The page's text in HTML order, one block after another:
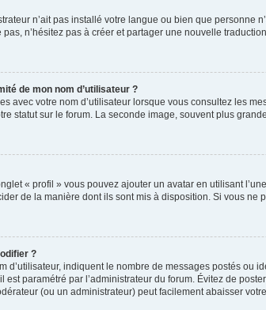
n’ait pas installé votre langue ou bien que
n’hésitez pas à créer et partager une nouvelle
de mon nom d’utilisateur ?
avec votre nom d’utilisateur lorsque vous consultez les
statut sur le forum. La seconde image, souvent plus
« profil » vous pouvez ajouter un avatar en utilisant
de la manière dont ils sont mis à disposition. Si vous ne
?
d’utilisateur, indiquent le nombre de messages postés
est paramétré par l’administrateur du forum. Évitez de
(ou un administrateur) peut facilement abaisser